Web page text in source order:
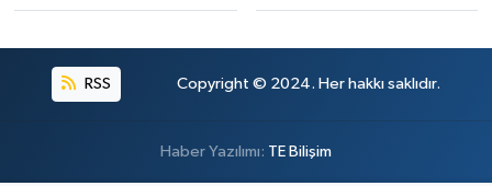
RSS Copyright © 2024. Her hakkı saklıdır.
Haber Yazılımı: TE Bilişim